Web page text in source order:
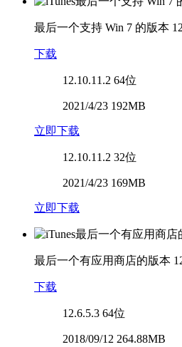
最后一个支持 Win 7 的版本
下载
12.10.11.2 64位
2021/4/23 192MB
立即下载
12.10.11.2 32位
2021/4/23 169MB
立即下载
最后一个有应用商店的版本
下载
12.6.5.3 64位
2018/09/12 264.88MB